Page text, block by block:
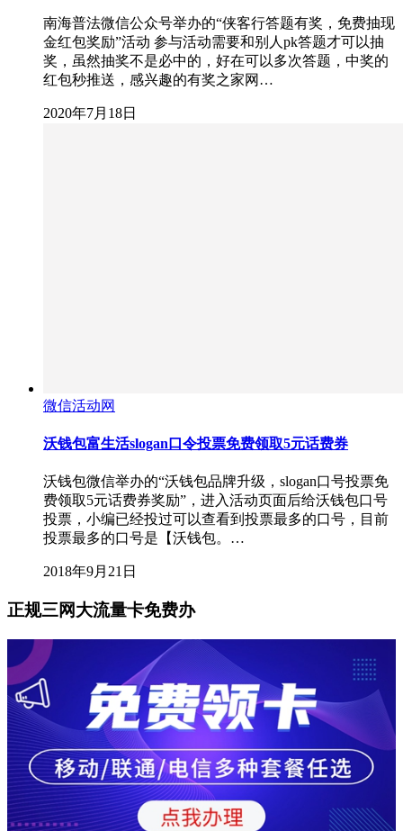
南海普法微信公众号举办的“侠客行答题有奖，免费抽现
金红包奖励”活动 参与活动需要和别人pk答题才可以抽
奖，虽然抽奖不是必中的，好在可以多次答题，中奖的
红包秒推送，感兴趣的有奖之家网…
2020年7月18日
微信活动网
沃钱包富生活slogan口令投票免费领取5元话费券
沃钱包微信举办的“沃钱包品牌升级，slogan口号投票免
费领取5元话费券奖励”，进入活动页面后给沃钱包口号
投票，小编已经投过可以查看到投票最多的口号，目前
投票最多的口号是【沃钱包。…
2018年9月21日
正规三网大流量卡免费办